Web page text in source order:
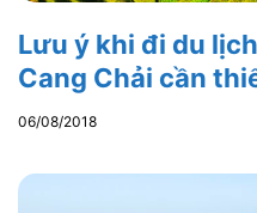
Lưu ý khi đi du
Cang Chải cần
06/08/2018